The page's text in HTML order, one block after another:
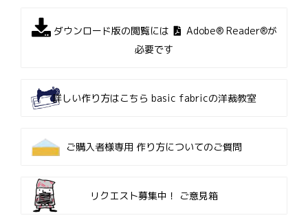
ダウンロード版の閲覧には
Adobe® Reader®が
必要です
詳しい作り方はこちら basic fabricの洋裁教室
ご購入者様専用 作り方についてのご質問
リクエスト募集中！ ご意見箱